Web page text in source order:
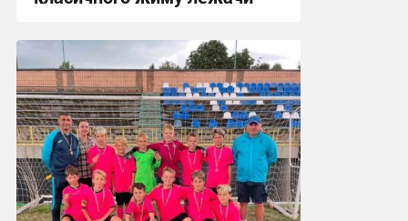
17:09, 4.08.2026